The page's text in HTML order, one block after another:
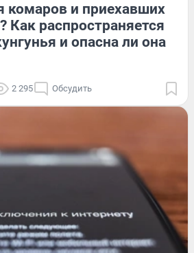
комаров и приехавших
Как распространяется
и опасна ли она
2 295 Обсудить